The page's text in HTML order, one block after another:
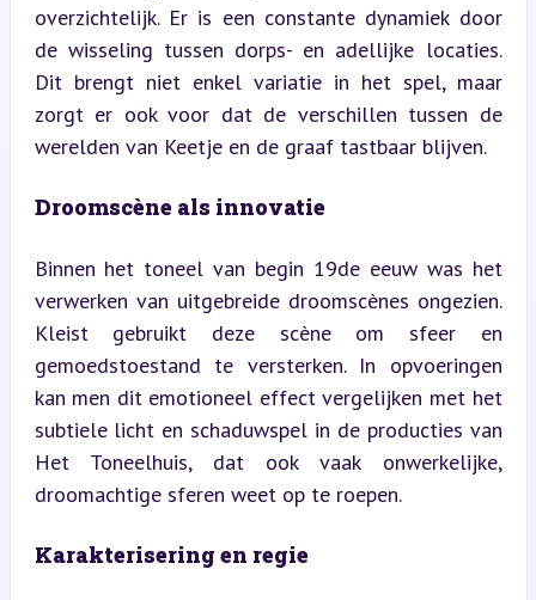
overzichtelijk. Er is een constante dynamiek door
de wisseling tussen dorps- en adellijke locaties.
Dit brengt niet enkel variatie in het spel, maar
zorgt er ook voor dat de verschillen tussen de
werelden van Keetje en de graaf tastbaar blijven.
Droomscène als innovatie
Binnen het toneel van begin 19de eeuw was het
verwerken van uitgebreide droomscènes ongezien.
Kleist gebruikt deze scène om sfeer en
gemoedstoestand te versterken. In opvoeringen
kan men dit emotioneel effect vergelijken met het
subtiele licht en schaduwspel in de producties van
Het Toneelhuis, dat ook vaak onwerkelijke,
droomachtige sferen weet op te roepen.
Karakterisering en regie